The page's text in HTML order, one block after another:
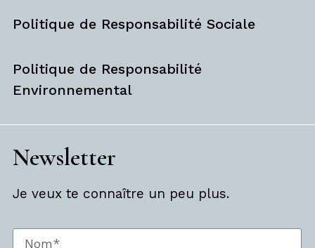
Politique de Responsabilité Sociale
Politique de Responsabilité
Environnemental
Newsletter
Je veux te connaître un peu plus.